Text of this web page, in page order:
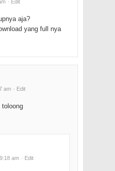
· Edit
aja?
yang full nya
am · Edit
toloong
am · Edit